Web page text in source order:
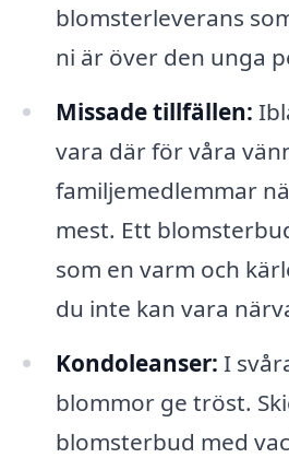
blomsterleverans
ni är över den unga
Missade tillfällen:
vara där för våra
familjemedlemmar
mest. Ett
som en varm och
du inte kan vara
Kondoleanser: I
blommor ge tröst.
blomsterbud med